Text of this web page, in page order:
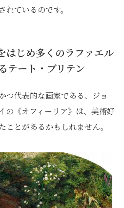
れているのです。
はじめ多くのラファエル
テート・ブリテン
つ代表的な画家である、ジョ
の《オフィーリア》は、美術好
ことがあるかもしれません。